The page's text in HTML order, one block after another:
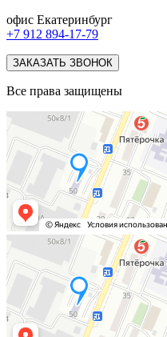
офис Екатеринбург
+7 912 894-17-79
ЗАКАЗАТЬ ЗВОНОК
Все права защищены